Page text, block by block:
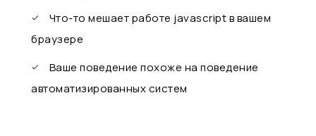
Что-то мешает работе javascript в вашем
браузере
Ваше поведение похоже на поведение
автоматизированных систем